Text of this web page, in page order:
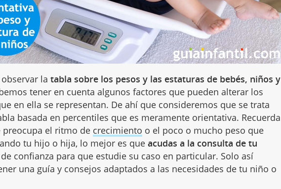
observar latabla sobre los pesos y las estaturas de bebés, niños y
tener en cuenta algunos factores que pueden alterar los
en ella se representan. De ahí que consideremos que se trata
basada en percentiles que es meramente orientativa. Recuerda
preocupa el ritmo de crecimiento o el poco o mucho peso que
tu hijo o hija, lo mejor es que acudas a la consulta de tu
de confianza para que estudie su caso en particular. Solo así
una guía y consejos adaptados a las necesidades de tu niño o